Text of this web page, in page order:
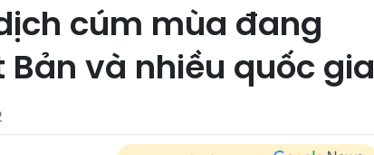
cúm mùa đang
và nhiều quốc gia